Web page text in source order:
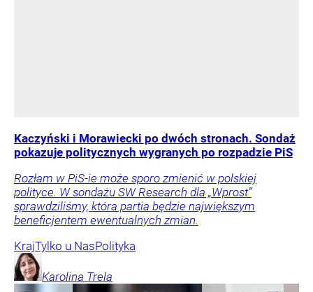
Kaczyński i Morawiecki po dwóch stronach. Sondaż
pokazuje politycznych wygranych po rozpadzie PiS
Rozłam w PiS-ie może sporo zmienić w polskiej
polityce. W sondażu SW Research dla „Wprost”
sprawdziliśmy, która partia będzie największym
beneficjentem ewentualnych zmian.
KrajTylko u NasPolityka
Karolina Trela